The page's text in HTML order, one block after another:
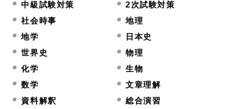
中級試験対策
2次試験対策
社会時事
地理
地学
日本史
世界史
物理
化学
生物
数学
文章理解
資料解釈
総合演習